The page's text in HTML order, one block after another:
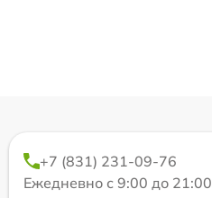
+7 (831) 231-09-76
Ежедневно с 9:00 до 21:00